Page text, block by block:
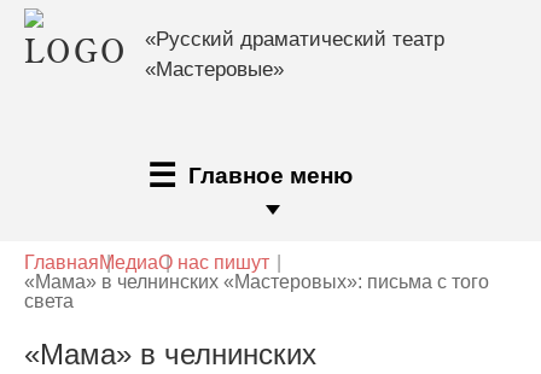
«Русский драматический театр
«Мастеровые»
Главное меню
ГлавнаяМедиаО нас пишут
«Мама» в челнинских «Мастеровых»: письма с того
света
«Мама» в челнинских